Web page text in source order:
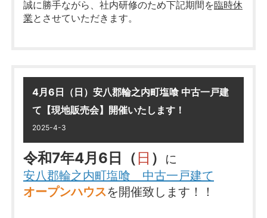
TEL／0120-82-2665
……………………‥‥‥‥‥・・‥‥‥‥‥……………………
現地販売会開催日以外でも内覧可能です！
……★★大垣市の不動産なら
真永不動産にお任せください ★★……
【相場を読み間違えた時のリスク】
●物件がなかなか売れず、希望価格よりも大
きく下がってしまう…
●もっと高く売れるはずが、安値で売ってし
住所： 大垣市昼飯町字東畑74-13 他
※完成したばかりの物件です！
1号棟 詳細はコチラ
2号棟 詳細はコチラ
2号棟 詳細はコチラ
誠に勝手ながら、社内研修のため下記期間を臨時休
業とさせていただきます。
休業日に頂きましたお問い合わせにつきましては、
4月10日（木）以降順次対応させていただきます。
皆様には大変ご不便をおかけいたしますが、何卒ご
理解の程お願い申し上げます。
4月6日（日）安八郡輪之内町塩喰 中古一戸建
て【現地販売会】開催いたします！
2025-4-3
令和7年4月6日（日 ）
に
安八郡輪之内町塩喰 中古一戸建て
オープンハウスを開催致します！！